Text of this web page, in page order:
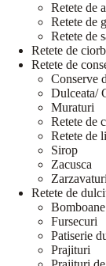
Retete de
Retete de
Retete de
Retete de
Retete de
Conserve
Dulceata/
Muraturi
Retete de
Retete de
Sirop
Zacusca
Zarzavaturi
Retete de
Bomboane
Fursecuri
Patiserie
Prajituri